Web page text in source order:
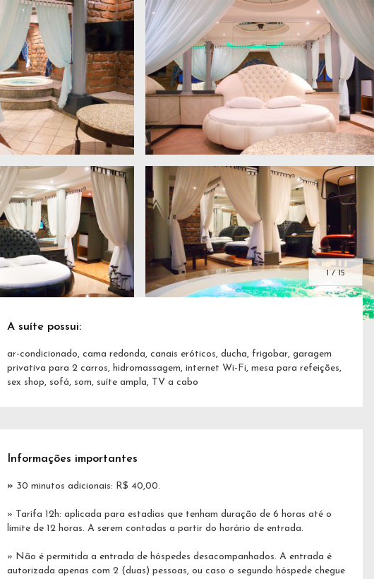
1 / 15
A suíte possui:
ar-condicionado, cama redonda, canais eróticos, ducha, frigobar, garagem
privativa para 2 carros, hidromassagem, internet Wi-Fi, mesa para refeições,
sex shop, sofá, som, suíte ampla, TV a cabo
Informações importantes
» 30 minutos adicionais: R$ 40,00.
» Tarifa 12h: aplicada para estadias que tenham duração de 6 horas até o
limite de 12 horas. A serem contadas a partir do horário de entrada.
» Não é permitida a entrada de hóspedes desacompanhados. A entrada é
autorizada apenas com 2 (duas) pessoas, ou caso o segundo hóspede chegue